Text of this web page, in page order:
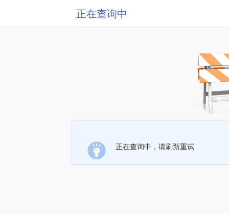
正在查询中
正在查询中，请刷新重试